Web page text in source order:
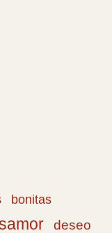
bonitas
deseo